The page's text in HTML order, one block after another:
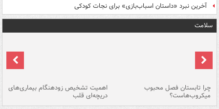
آخرین نبرد «داستان اسباب‌بازی» برای نجات کودکی
سلامت
چرا تابستان فصل محبوب
میکروب‌هاست؟
اهمیت تشخیص زودهنگام بیماری‌های
دریچه‌ای قلب